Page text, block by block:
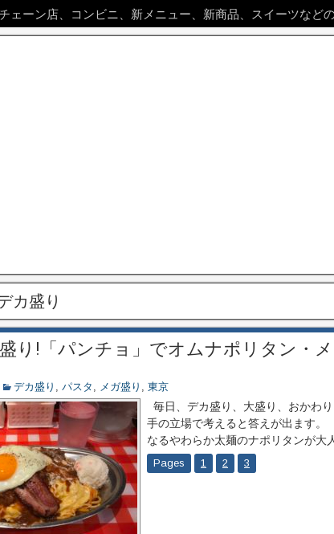
ェーン店、コンビニ、新メニュー、新商品、スイーツなど
カ盛り
り!「パンチョ」でオムナポリタン・
デカ盛り , パスタ , メガ盛り , 東京
毎日、デカ盛り、大盛り、おかわ
手の立場で考えると答えが出ます
なるやわらか太麺のナポリタンが大
Pages 1 2 3